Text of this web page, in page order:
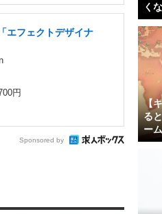
エフェクトデザイナ
円
Sponsored by
く
【
る
ー